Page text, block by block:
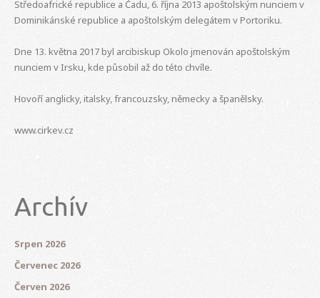
Středoafrické republice a Čadu, 6. října 2013 apoštolským nunciem v
Dominikánské republice a apoštolským delegátem v Portoriku.
Dne 13. května 2017 byl arcibiskup Okolo jmenován apoštolským
nunciem v Irsku, kde působil až do této chvíle.
Hovoří anglicky, italsky, francouzsky, německy a španělsky.
www.cirkev.cz
Archív
Srpen 2026
Červenec 2026
Červen 2026